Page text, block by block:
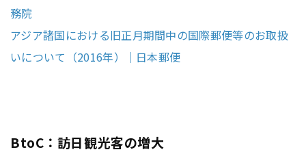
務院
アジア諸国における旧正月期間中の国際郵便等のお取扱
いについて（2016年）｜日本郵便
BtoC：訪日観光客の増大